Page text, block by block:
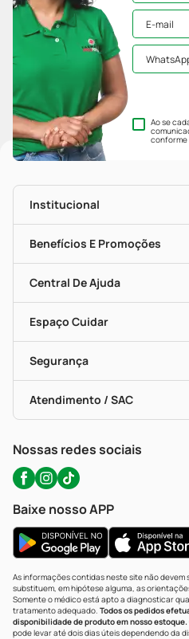
Ao se
conforme
Institucional
História
Nossas Lojas
Mapa De Categorias
Blog Da PP
Seja Uma Loja Parceira
Benefícios E Promoções
Clube PP
Convênios
Programa Popular Do Brasil
Encarte De Ofertas
Dermaclub
Descontos De Laboratório (PBM)
Cupons E Ofertas
Central De Ajuda
Entrega
Recompra Programada
Compras Com Receita
Alomed (tele-Entrega)
Formas De Pagamento
Troca E Devolução
Bulas De A A Z
Políticas De Marketplace
Espaço Cuidar
Vacinas
Serviços Farmacêuticos
Testes Rápidos
Autoteste Covid-19
Segurança
Certificado De Segurança
Portal Da Privacidade
Atendimento / SAC
WhatsApp (47) 9202-1687
Nossas redes sociais
Baixe nosso APP
As informações contidas neste site não
substituem, em hipótese alguma, as
Somente o médico está apto a diagnosticar
tratamento adequado. Todos os pedidos
disponibilidade de produto em nosso estoque.
pode levar até dois dias úteis dependendo da